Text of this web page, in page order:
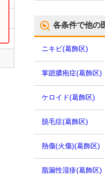
各条件で他の
ニキビ(葛飾区)
掌蹠膿疱症(葛飾区)
ケロイド(葛飾区)
脱毛症(葛飾区)
熱傷(火傷)(葛飾区)
脂漏性湿疹(葛飾区)